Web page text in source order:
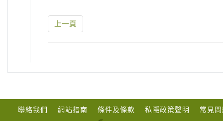
上一頁
聯絡我們 網站指南 條件及條款 私隱政策聲明 常見